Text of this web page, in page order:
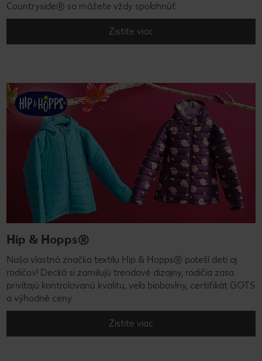
Countryside® sa môžete vždy spoľahnúť.
Zistite viac
Hip & Hopps®
Naša vlastná značka textilu Hip & Hopps® poteší deti aj
rodičov! Decká si zamilujú trendové dizajny, rodičia zasa
privítajú kontrolovanú kvalitu, veľa biobavlny, certifikát GOTS
a výhodné ceny.
Zistite viac